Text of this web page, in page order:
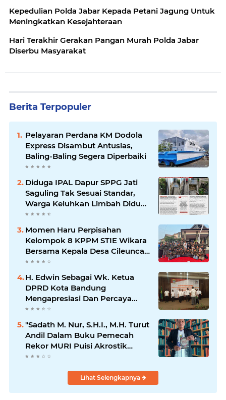
Kepedulian Polda Jabar Kepada Petani Jagung Untuk
Meningkatkan Kesejahteraan
Hari Terakhir Gerakan Pangan Murah Polda Jabar
Diserbu Masyarakat
Berita Terpopuler
Pelayaran Perdana KM Dodola
Express Disambut Antusias,
Baling-Baling Segera Diperbaiki
Diduga IPAL Dapur SPPG Jati
Saguling Tak Sesuai Standar,
Warga Keluhkan Limbah Diduga
Mengalir ke Sungai
Momen Haru Perpisahan
Kelompok 8 KPPM STIE Wikara
Bersama Kepala Desa Cileunca
di Kecamatan Bojong
H. Edwin Sebagai Wk. Ketua
DPRD Kota Bandung
Mengapresiasi Dan Percaya
Penuh Kepada Kepemimpinan
Merdi Hajiji Sebagai ketua DPD
Lpm Kota Bandung Periode
2021-2026
"Sadath M. Nur, S.H.I., M.H. Turut
Andil Dalam Buku Pemecah
Rekor MURI Puisi Akrostik
Terbanyak
Lihat Selengkapnya